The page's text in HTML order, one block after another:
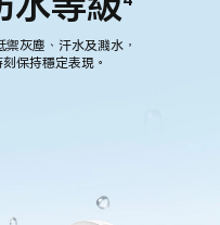
灰塵、汗水及濺水，
保持穩定表現。